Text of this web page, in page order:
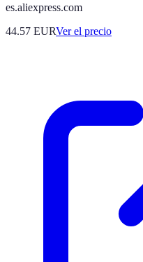
es.aliexpress.com
44.57 EURVer el precio